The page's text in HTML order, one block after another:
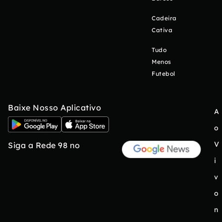
Cadeira
Cativa
Tudo
Menos
Futebol
Baixe Nosso Aplicativo
Siga a Rede 98 no
A
o
V
i
v
o
n